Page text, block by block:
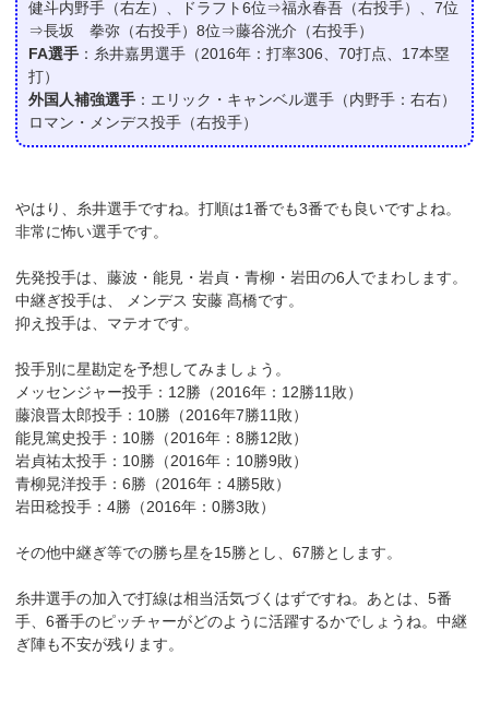
健斗内野手（右左）、ドラフト6位⇒福永春吾（右投手）、7位
⇒長坂 拳弥（右投手）8位⇒藤谷洸介（右投手）
FA選手 ：糸井嘉男選手（2016年：打率306、70打点、17本塁
打）
外国人補強選手 ：エリック・キャンベル選手（内野手：右右）
ロマン・メンデス投手（右投手）
やはり、糸井選手ですね。打順は1番でも3番でも良いですよね。
非常に怖い選手です。
先発投手は、藤波・能見・岩貞・青柳・岩田の6人でまわします。
中継ぎ投手は、 メンデス 安藤 髙橋です。
抑え投手は、マテオです。
投手別に星勘定を予想してみましょう。
メッセンジャー投手：12勝（2016年：12勝11敗）
藤浪晋太郎投手：10勝（2016年7勝11敗）
能見篤史投手：10勝（2016年：8勝12敗）
岩貞祐太投手：10勝（2016年：10勝9敗）
青柳晃洋投手：6勝（2016年：4勝5敗）
岩田稔投手：4勝（2016年：0勝3敗）
その他中継ぎ等での勝ち星を15勝とし、67勝とします。
糸井選手の加入で打線は相当活気づくはずですね。あとは、5番
手、6番手のピッチャーがどのように活躍するかでしょうね。中継
ぎ陣も不安が残ります。